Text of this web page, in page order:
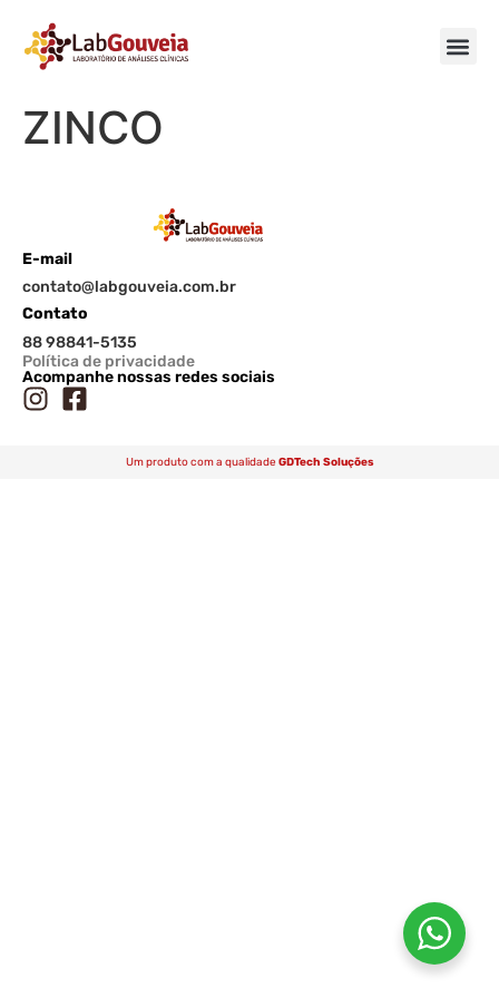
ZINCO
E-mail
contato@labgouveia.com.br
Contato
88 98841-5135
Política de privacidade
Acompanhe nossas redes sociais
Um produto com a qualidade GDTech Soluções